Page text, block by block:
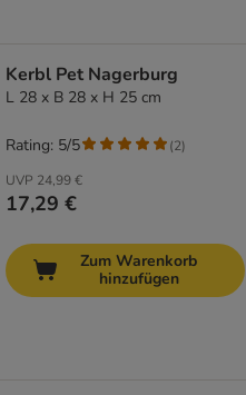
Kerbl Pet Nagerburg
L 28 x B 28 x H 25 cm
UVP 24,99 €
17,29 €
Rating: 5/5 (2)
Zum Warenkorb
hinzufügen